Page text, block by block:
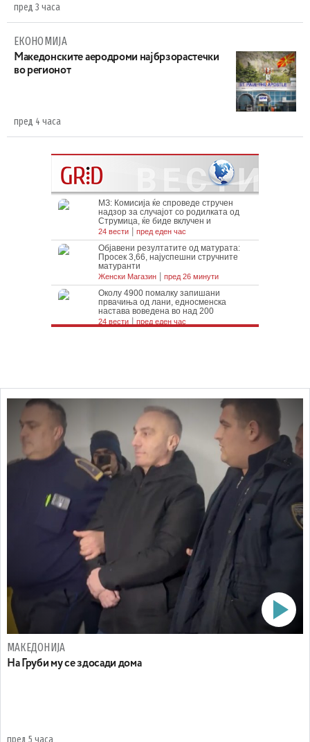
пред 3 часа
ЕКОНОМИЈА
Maкедонските аеродроми најбрзорастечки
во регионот
пред 4 часа
МАКЕДОНИЈА
На Груби му се здосади дома
пред 5 часа